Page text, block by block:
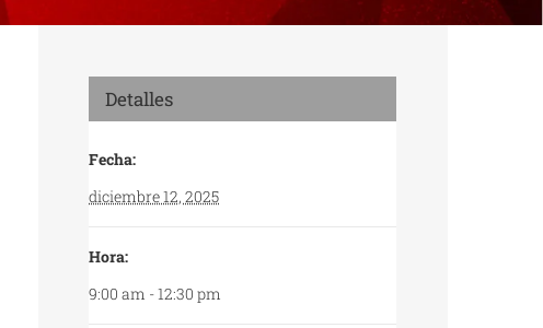
Detalles
Fecha:
diciembre 12, 2025
Hora:
9:00 am - 12:30 pm